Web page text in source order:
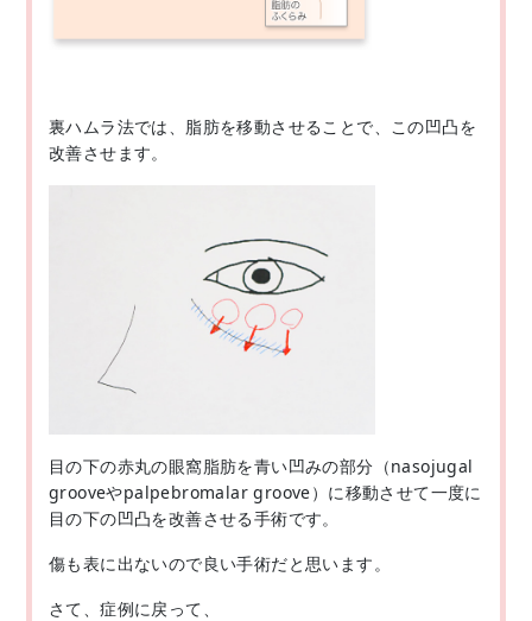
裏ハムラ法では、脂肪を移動させることで、この凹凸を
改善させます。
目の下の赤丸の眼窩脂肪を青い凹みの部分（nasojugal
grooveやpalpebromalar groove）に移動させて一度に
目の下の凹凸を改善させる手術です。
傷も表に出ないので良い手術だと思います。
さて、症例に戻って、